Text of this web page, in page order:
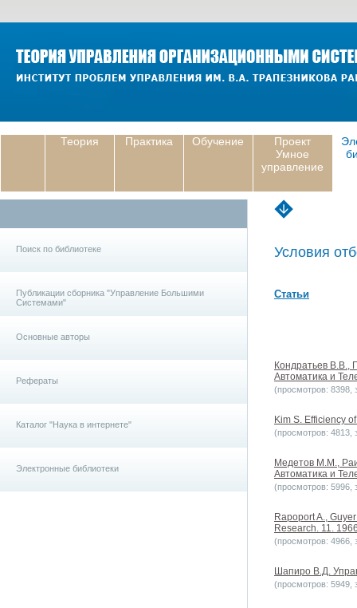
Теория Практика Обучение
Проект
Умное
управление
Поиск по библиотеке
Публикации сборника "Управление Большими
Системами"
Основные авторы
Рефераты
Каталог "Наука в интернете"
Электронные библиотеки
Условия
Статьи
Кондратьев В.В.,
Автоматика и
(просмотров: 8398,
Kim S. Efficiency
(просмотров: 4813,
Медетов М.М.,
Автоматика и
(просмотров: 5996,
Rapoport A.,
Research. 11.
(просмотров: 4966,
Шапиро В.Д.
(просмотров: 5949,